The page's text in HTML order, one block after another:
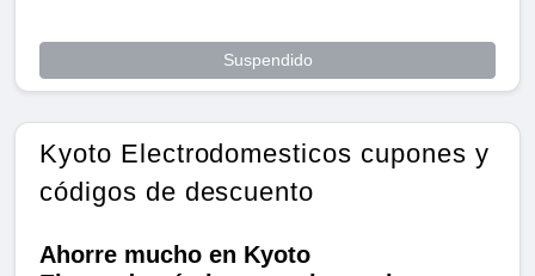
Suspendido
Kyoto Electrodomesticos cupones y
códigos de descuento
Ahorre mucho en Kyoto